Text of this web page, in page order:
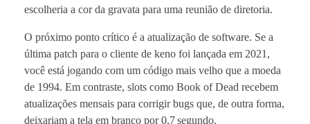
escolheria a cor da gravata para uma reunião de diretoria.
O próximo ponto crítico é a atualização de software. Se a
última patch para o cliente de keno foi lançada em 2021,
você está jogando com um código mais velho que a moeda
de 1994. Em contraste, slots como Book of Dead recebem
atualizações mensais para corrigir bugs que, de outra forma,
deixariam a tela em branco por 0,7 segundo.